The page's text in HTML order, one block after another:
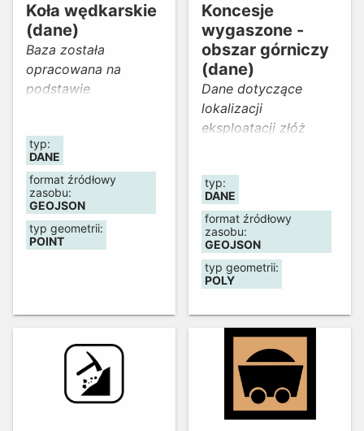
Koła wędkarskie
(dane)
Baza została
opracowana na
podstawie
Regionalnego
Zarządu Gospodarki
Wodnej we Wrocławiu
w sprawie
ustanowienia
obwodów rybackich.
lokalizacją obrębów
ochronnych i kół
wędkarskich) z
informacją o ich
typ:
DANE
format źródłowy
zasobu:
GEOJSON
typ geometrii:
POINT
Koncesje
wygaszone -
obszar górniczy
(dane)
Dane dotyczące
lokalizacji
eksploatacji złóż
typ:
DANE
format źródłowy
zasobu:
GEOJSON
typ geometrii:
POLY